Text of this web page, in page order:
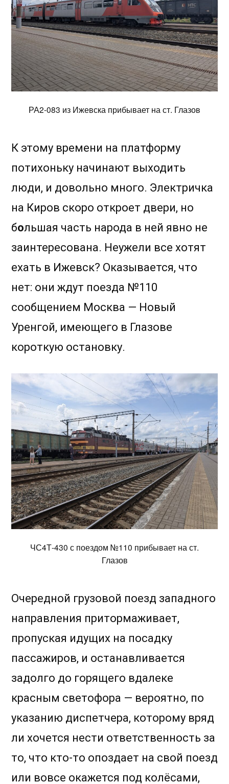
РА2-083 из Ижевска прибывает на ст. Глазов
К этому времени на платформу
потихоньку начинают выходить
люди, и довольно много. Электричка
на Киров скоро откроет двери, но
большая часть народа в ней явно не
заинтересована. Неужели все хотят
ехать в Ижевск? Оказывается, что
нет: они ждут поезда №110
сообщением Москва — Новый
Уренгой, имеющего в Глазове
короткую остановку.
ЧС4Т-430 с поездом №110 прибывает на ст.
Глазов
Очередной грузовой поезд западного
направления притормаживает,
пропуская идущих на посадку
пассажиров, и останавливается
задолго до горящего вдалеке
красным светофора — вероятно, по
указанию диспетчера, которому вряд
ли хочется нести ответственность за
то, что кто-то опоздает на свой поезд
или вовсе окажется под колёсами,